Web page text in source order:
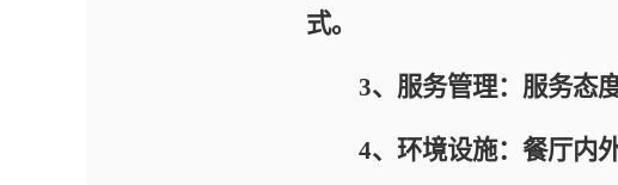
式。
3、服务管理：服务态度
4、环境设施：餐厅内外